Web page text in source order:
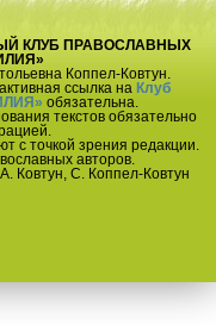
КЛУБ ПРАВОСЛАВНЫХ
Коппел-Ковтун.
ссылка на Клуб
обязательна.
текстов обязательно
с точкой зрения редакции.
авторов.
Ковтун, С. Коппел-Ковтун